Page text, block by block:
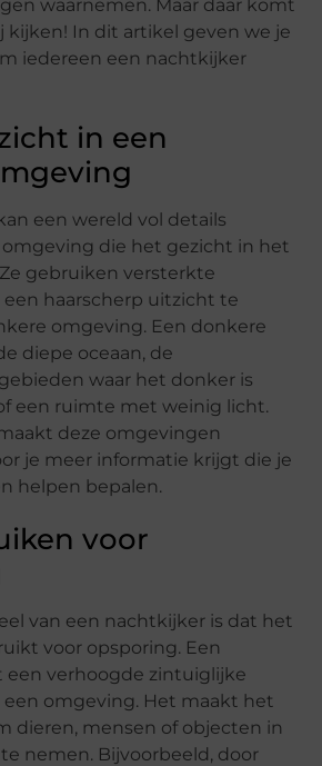
waarnemen. Maar daar komt
kijken! In dit artikel geven we je
iedereen een nachtkijker
in een
een wereld vol details
die het gezicht in het
gebruiken versterkte
haarscherp uitzicht te
omgeving. Een donkere
diepe oceaan, de
waar het donker is
een ruimte met weinig licht.
deze omgevingen
je meer informatie krijgt die je
helpen bepalen.
voor
van een nachtkijker is dat het
voor opsporing. Een
een verhoogde zintuiglijke
omgeving. Het maakt het
dieren, mensen of objecten in
nemen. Bijvoorbeeld, door